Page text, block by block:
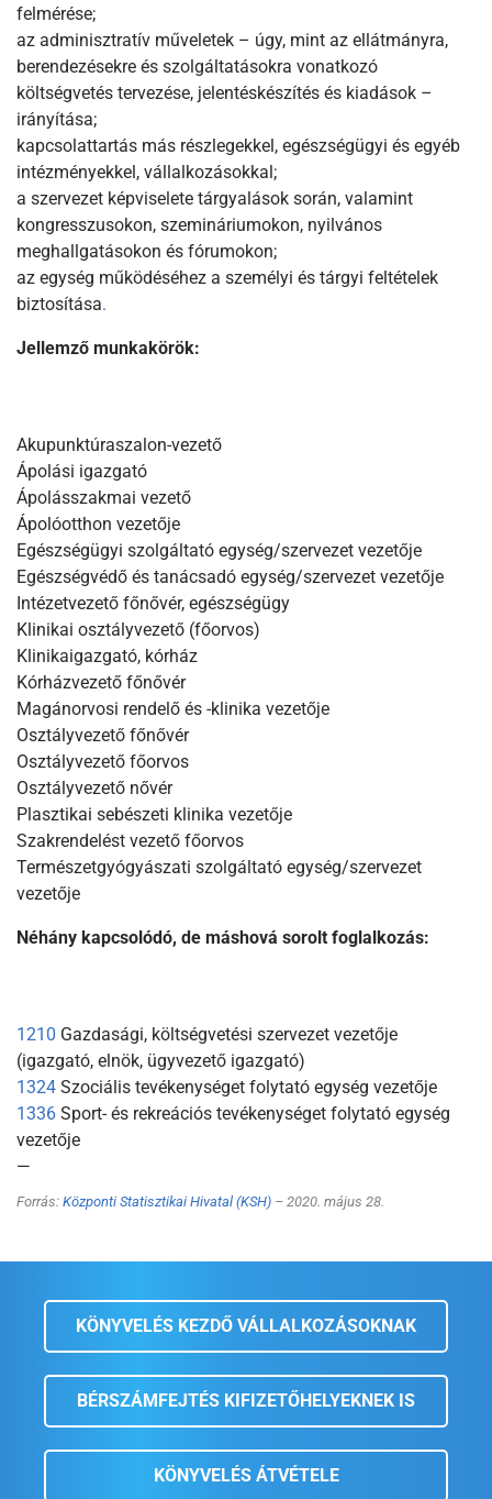
felmérése;
az adminisztratív műveletek – úgy, mint az ellátmányra,
berendezésekre és szolgáltatásokra vonatkozó
költségvetés tervezése, jelentéskészítés és kiadások –
irányítása;
kapcsolattartás más részlegekkel, egészségügyi és egyéb
intézményekkel, vállalkozásokkal;
a szervezet képviselete tárgyalások során, valamint
kongresszusokon, szemináriumokon, nyilvános
meghallgatásokon és fórumokon;
az egység működéséhez a személyi és tárgyi feltételek
biztosítása.
Jellemző munkakörök:
Akupunktúraszalon-vezető
Ápolási igazgató
Ápolásszakmai vezető
Ápolóotthon vezetője
Egészségügyi szolgáltató egység/szervezet vezetője
Egészségvédő és tanácsadó egység/szervezet vezetője
Intézetvezető főnővér, egészségügy
Klinikai osztályvezető (főorvos)
Klinikaigazgató, kórház
Kórházvezető főnővér
Magánorvosi rendelő és -klinika vezetője
Osztályvezető főnővér
Osztályvezető főorvos
Osztályvezető nővér
Plasztikai sebészeti klinika vezetője
Szakrendelést vezető főorvos
Természetgyógyászati szolgáltató egység/szervezet
vezetője
Néhány kapcsolódó, de máshová sorolt foglalkozás:
1210 Gazdasági, költségvetési szervezet vezetője
(igazgató, elnök, ügyvezető igazgató)
1324 Szociális tevékenységet folytató egység vezetője
1336 Sport- és rekreációs tevékenységet folytató egység
vezetője
—
Forrás: Központi Statisztikai Hivatal (KSH) – 2020. május 28.
KÖNYVELÉS KEZDŐ VÁLLALKOZÁSOKNAK
BÉRSZÁMFEJTÉS KIFIZETŐHELYEKNEK IS
KÖNYVELÉS ÁTVÉTELE